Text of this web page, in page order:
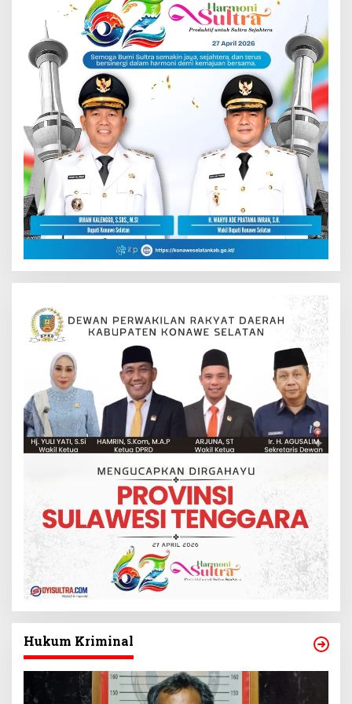
Hukum Kriminal